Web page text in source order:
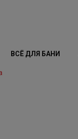
ВСЁ ДЛЯ БАНИ